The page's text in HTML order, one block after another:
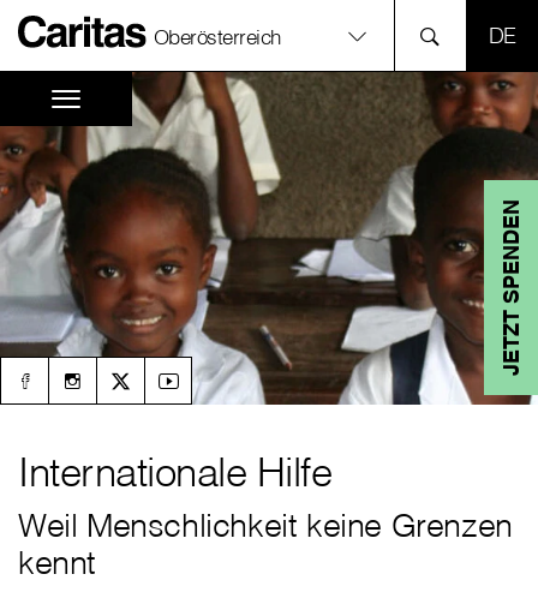
Oberösterreich
JETZT SPENDEN
Internationale Hilfe
Weil Menschlichkeit keine Grenzen
kennt